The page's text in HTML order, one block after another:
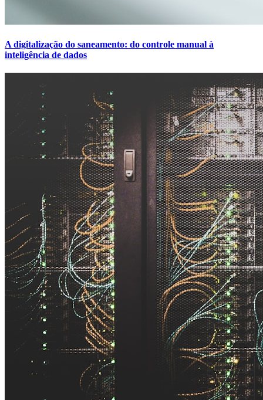
A digitalização do saneamento: do controle manual à
inteligência de dados